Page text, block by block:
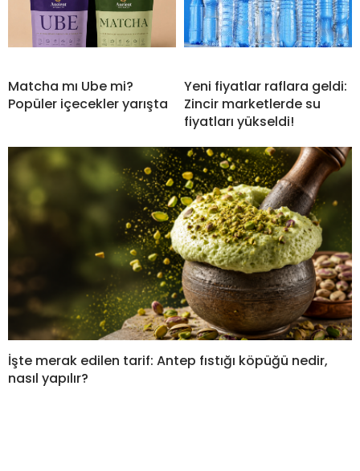
Matcha mı Ube mi?
Popüler içecekler yarışta
Yeni fiyatlar raflara geldi:
Zincir marketlerde su
fiyatları yükseldi!
İşte merak edilen tarif: Antep fıstığı köpüğü nedir,
nasıl yapılır?